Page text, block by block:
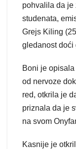
pohvalila da je
studenata,
Grejs Kiling
gledanost doći
Boni je
od nervoze
red, otkrila je
priznala da je
na svom
Kasnije je